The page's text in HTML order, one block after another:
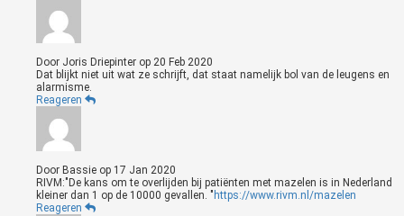
Door Joris Driepinter op 20 Feb 2020
Dat blijkt niet uit wat ze schrijft, dat staat namelijk bol van de leugens en
alarmisme.
Reageren
Door Bassie op 17 Jan 2020
RIVM:"De kans om te overlijden bij patiënten met mazelen is in Nederland
kleiner dan 1 op de 10000 gevallen. " https://www.rivm.nl/mazelen
Reageren